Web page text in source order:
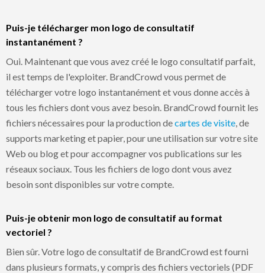
Puis-je télécharger mon logo de consultatif
instantanément ?
Oui. Maintenant que vous avez créé le logo consultatif parfait,
il est temps de l'exploiter. BrandCrowd vous permet de
télécharger votre logo instantanément et vous donne accès à
tous les fichiers dont vous avez besoin. BrandCrowd fournit les
fichiers nécessaires pour la production decartes de visite , de
supports marketing et papier, pour une utilisation sur votre site
Web ou blog et pour accompagner vos publications sur les
réseaux sociaux. Tous les fichiers de logo dont vous avez
besoin sont disponibles sur votre compte.
Puis-je obtenir mon logo de consultatif au format
vectoriel ?
Bien sûr. Votre logo de consultatif de BrandCrowd est fourni
dans plusieurs formats, y compris des fichiers vectoriels (PDF